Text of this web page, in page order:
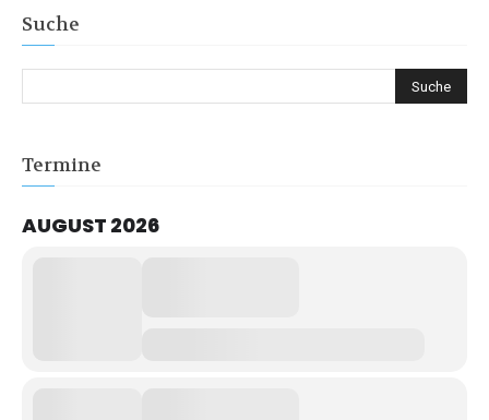
Suche
Termine
AUGUST 2026